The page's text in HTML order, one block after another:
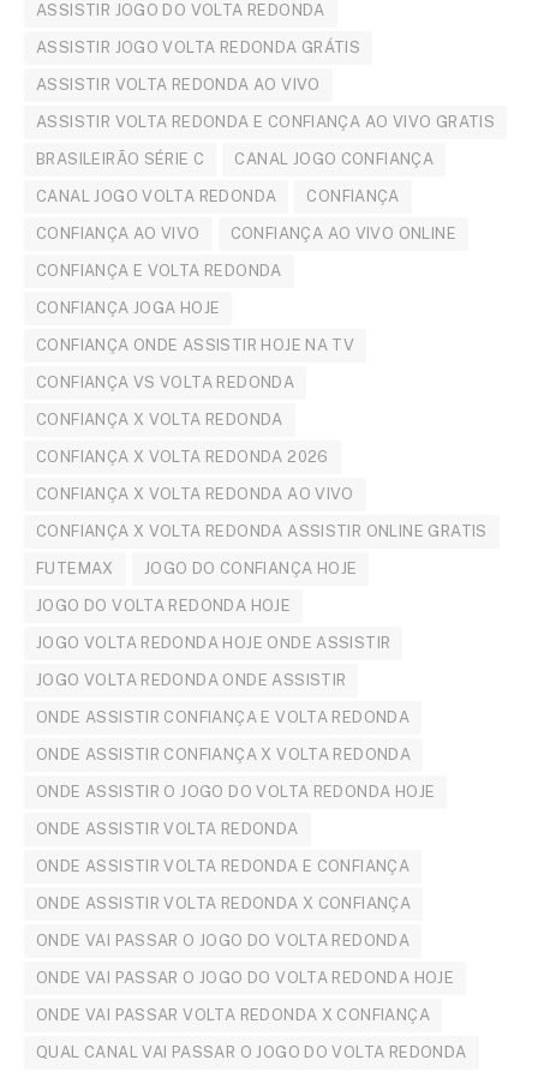
ASSISTIR JOGO DO VOLTA REDONDA
ASSISTIR JOGO VOLTA REDONDA GRÁTIS
ASSISTIR VOLTA REDONDA AO VIVO
ASSISTIR VOLTA REDONDA E CONFIANÇA AO VIVO GRATIS
BRASILEIRÃO SÉRIE C CANAL JOGO CONFIANÇA
CANAL JOGO VOLTA REDONDA CONFIANÇA
CONFIANÇA AO VIVO CONFIANÇA AO VIVO ONLINE
CONFIANÇA E VOLTA REDONDA
CONFIANÇA JOGA HOJE
CONFIANÇA ONDE ASSISTIR HOJE NA TV
CONFIANÇA VS VOLTA REDONDA
CONFIANÇA X VOLTA REDONDA
CONFIANÇA X VOLTA REDONDA 2026
CONFIANÇA X VOLTA REDONDA AO VIVO
CONFIANÇA X VOLTA REDONDA ASSISTIR ONLINE GRATIS
FUTEMAX JOGO DO CONFIANÇA HOJE
JOGO DO VOLTA REDONDA HOJE
JOGO VOLTA REDONDA HOJE ONDE ASSISTIR
JOGO VOLTA REDONDA ONDE ASSISTIR
ONDE ASSISTIR CONFIANÇA E VOLTA REDONDA
ONDE ASSISTIR CONFIANÇA X VOLTA REDONDA
ONDE ASSISTIR O JOGO DO VOLTA REDONDA HOJE
ONDE ASSISTIR VOLTA REDONDA
ONDE ASSISTIR VOLTA REDONDA E CONFIANÇA
ONDE ASSISTIR VOLTA REDONDA X CONFIANÇA
ONDE VAI PASSAR O JOGO DO VOLTA REDONDA
ONDE VAI PASSAR O JOGO DO VOLTA REDONDA HOJE
ONDE VAI PASSAR VOLTA REDONDA X CONFIANÇA
QUAL CANAL VAI PASSAR O JOGO DO VOLTA REDONDA